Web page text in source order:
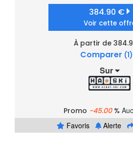
384.90 €
Voir cette
À partir de
Comparer (1)
Sur
Promo -45.00%
Favoris
Alerte